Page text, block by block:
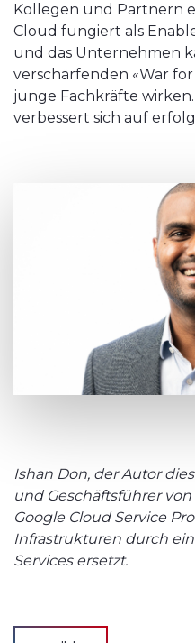
Kollegen und Partnern
Cloud fungiert als
und das Unternehmen
verschärfenden «War
junge Fachkräfte
verbessert sich auf
Ishan Don, der Autor
und Geschäftsführer von
Google Cloud Service
Infrastrukturen durch
Services ersetzt.